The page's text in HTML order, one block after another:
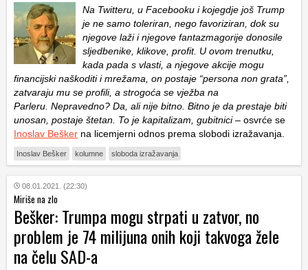
Na Twitteru, u Facebooku i kojegdje još Trump
je ne samo toleriran, nego favoriziran, dok su
njegove laži i njegove fantazmagorije donosile
sljedbenike, klikove, profit. U ovom trenutku,
kada pada s vlasti, a njegove akcije mogu
financijski naškoditi i mrežama, on postaje “persona non grata”,
zatvaraju mu se profili, a strogoća se vježba na
Parleru. Nepravedno? Da, ali nije bitno. Bitno je da prestaje biti
unosan, postaje štetan. To je kapitalizam, gubitnici– osvrće se
Inoslav Bešker na licemjerni odnos prema slobodi izražavanja.
Inoslav Bešker kolumne sloboda izražavanja
08.01.2021. (22:30)
Miriše na zlo
Bešker: Trumpa mogu strpati u zatvor, no
problem je 74 milijuna onih koji takvoga žele
na čelu SAD-a